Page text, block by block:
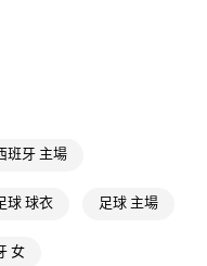
班牙 主場
球 球衣 足球 主場
女